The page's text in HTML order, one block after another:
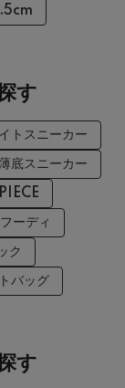
す
トスニーカー
底スニーカー
フーディ
ク
バッグ
す